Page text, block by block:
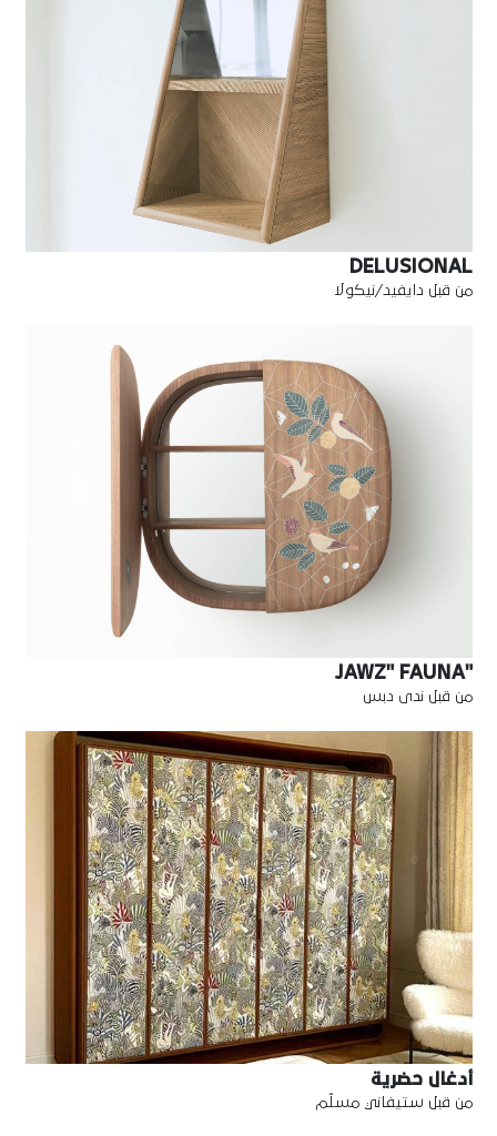
DELUSIONAL
من قبل دايفيد/نيكولا
"JAWZ" FAUNA
من قبل ندى دبس
أدغال حضرية
من قبل ستيفاني مسلّم